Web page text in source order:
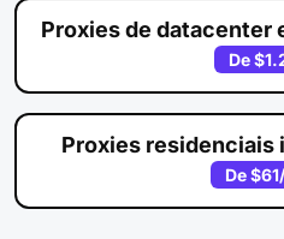
Proxies de datacenter
De
Proxies residenciais
De$61